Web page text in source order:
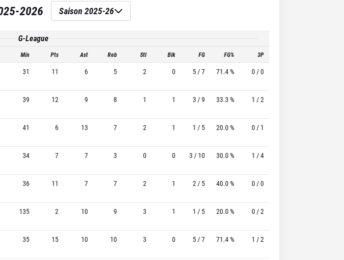
2026 Saison 2025-26
G-League
Min Pts Ast Reb Stl Blk FG FG% 3P
31 11 6 5 2 0 5 / 7 71.4 % 0 / 0
39 12 9 8 1 1 3 / 9 33.3 % 1 / 2
41 6 13 7 2 1 1 / 5 20.0 % 0 / 1
34 7 7 3 0 0 3 / 10 30.0 % 1 / 4
36 11 7 7 2 1 2 / 5 40.0 % 0 / 0
135 2 10 9 3 1 1 / 5 20.0 % 0 / 2
35 15 10 10 3 0 5 / 7 71.4 % 1 / 2